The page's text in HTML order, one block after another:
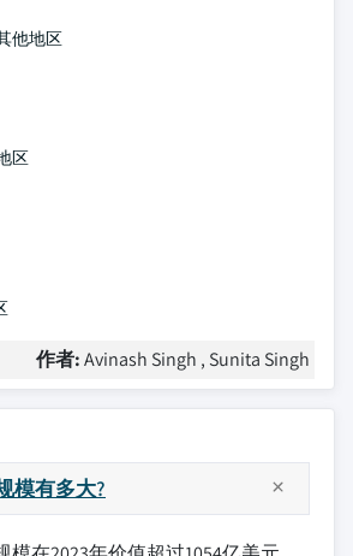
他地区
区
作者:Avinash Singh , Sunita Singh
模有多大?